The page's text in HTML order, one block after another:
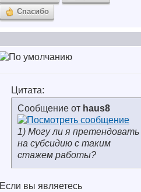
Спасибо
Цитата:
Сообщение от haus8
1) Могу ли я претендовать
на субсидию с таким
стажем работы?
Если вы являетесь